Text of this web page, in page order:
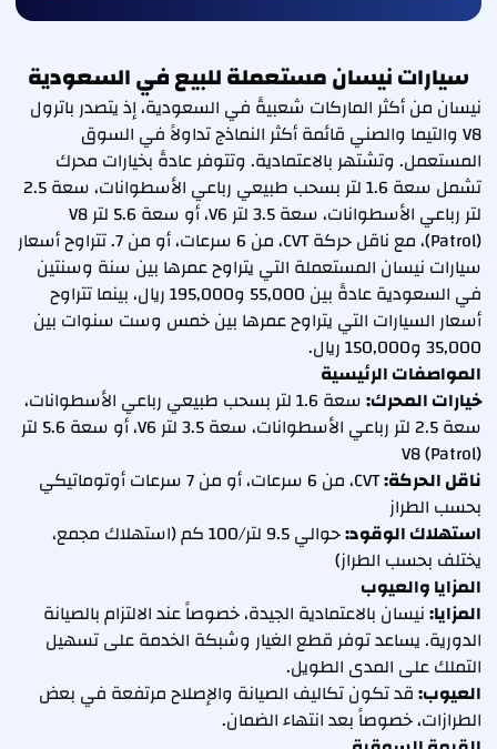
سيارات نيسان مستعملة للبيع في السعودية
نيسان من أكثر الماركات شعبيةً في السعودية، إذ يتصدر باترول
V8 والتيما والصني قائمة أكثر النماذج تداولاً في السوق
المستعمل. وتشتهر بالاعتمادية. وتتوفر عادةً بخيارات محرك
تشمل سعة 1.6 لتر بسحب طبيعي رباعي الأسطوانات، سعة 2.5
لتر رباعي الأسطوانات، سعة 3.5 لتر V6، أو سعة 5.6 لتر V8
(Patrol)، مع ناقل حركة CVT، من 6 سرعات، أو من 7. تتراوح أسعار
سيارات نيسان المستعملة التي يتراوح عمرها بين سنة وسنتين
في السعودية عادةً بين 55,000 و195,000 ريال، بينما تتراوح
أسعار السيارات التي يتراوح عمرها بين خمس وست سنوات بين
35,000 و150,000 ريال.
المواصفات الرئيسية
خيارات المحرك:
سعة 1.6 لتر بسحب طبيعي رباعي الأسطوانات،
سعة 2.5 لتر رباعي الأسطوانات، سعة 3.5 لتر V6، أو سعة 5.6 لتر
V8 (Patrol)
ناقل الحركة:
CVT، من 6 سرعات، أو من 7 سرعات أوتوماتيكي
بحسب الطراز
استهلاك الوقود:
حوالي 9.5 لتر/100 كم (استهلاك مجمع،
يختلف بحسب الطراز)
المزايا والعيوب
المزايا:نيسان بالاعتمادية الجيدة، خصوصاً عند الالتزام بالصيانة
الدورية. يساعد توفر قطع الغيار وشبكة الخدمة على تسهيل
التملك على المدى الطويل.
العيوب:قد تكون تكاليف الصيانة والإصلاح مرتفعة في بعض
الطرازات، خصوصاً بعد انتهاء الضمان.